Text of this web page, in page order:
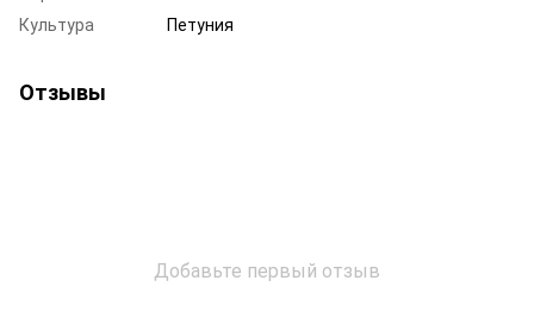
Культура
Петуния
Отзывы
Добавьте первый отзыв